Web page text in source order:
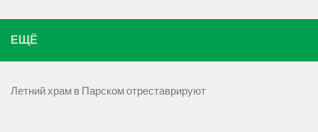
ЕЩЁ
Летний храм в Парском отреставрируют